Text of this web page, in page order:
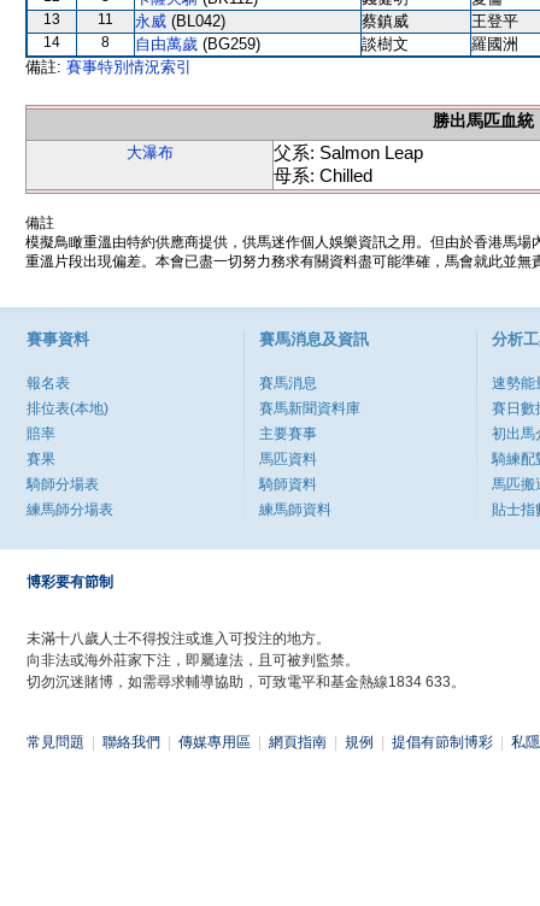
13 11 永威 (BL042) 蔡鎮威 王登平
14 8 自由萬歲 (BG259) 談樹文
羅國洲
備註: 賽事特別情況索引
勝出馬匹血統
大瀑布
父系: Salmon Leap
母系: Chilled
備註
模擬鳥瞰重溫由特約供應商提供，供馬迷作個人娛樂資訊之用。但由於香港馬
重溫片段出現偏差。本會已盡一切努力務求有關資料盡可能準確，馬會就此並
賽事資料
報名表
排位表(本地)
賠率
賽果
騎師分場表
練馬師分場表
賽馬消息及資訊
賽馬消息
賽馬新聞資料庫
主要賽事
馬匹資料
騎師資料
練馬師資料
分析
速勢能
賽日數
初出馬
騎練配
馬匹搬
貼士指
博彩要有節制
未滿十八歲人士不得投注或進入可投注的地方。
向非法或海外莊家下注，即屬違法，且可被判監禁。
切勿沉迷賭博，如需尋求輔導協助，可致電平和基金熱線1834 633。
常見問題 聯絡我們 傳媒專用區 網頁指南 規例 提倡有節制博彩 私